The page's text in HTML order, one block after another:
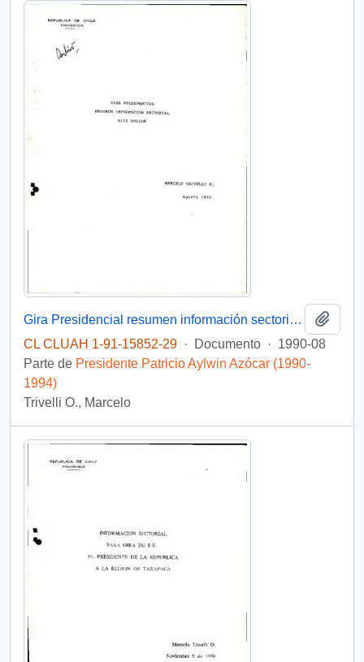
Gira Presidencial resumen información sectorial VIII Región
CL CLUAH 1-91-15852-29 · Documento · 1990-08
Parte de Presidente Patricio Aylwin Azócar (1990-
1994)
Trivelli O., Marcelo